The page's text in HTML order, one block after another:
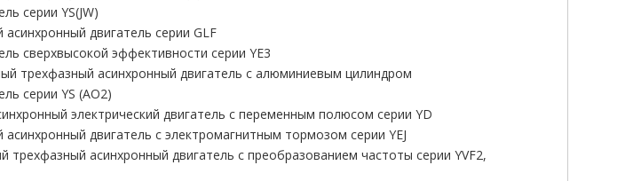
серии YS(JW)
двигатель серии GLF
сверхвысокой эффективности серии YE3
трехфазный асинхронный двигатель с алюминиевым цилиндром
серии YS (AO2)
электрический двигатель с переменным полюсом серии YD
двигатель с электромагнитным тормозом серии YEJ
асинхронный двигатель с преобразованием частоты серии YVF2,